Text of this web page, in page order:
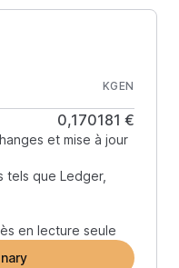
KGEN
0,170181 €
et mise à jour
tels que Ledger,
en lecture seule